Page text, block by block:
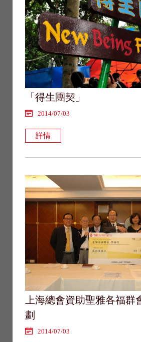
「得生團契」
2014/07/03
詳情
上海總會資助聖雅各福群
劃
2014/07/03